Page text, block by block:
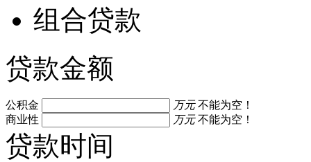
组合贷款
贷款金额
公积金 万元 不能为空！
商业性
万元 不能为空！
贷款时间